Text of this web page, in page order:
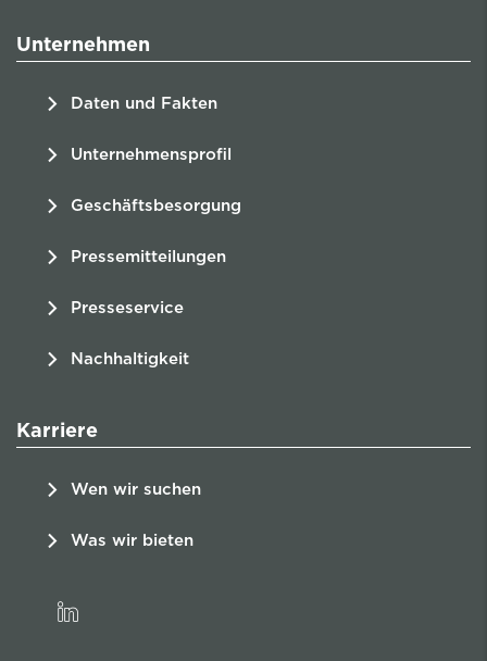
Unternehmen
Daten und Fakten
Unternehmensprofil
Geschäftsbesorgung
Pressemitteilungen
Presseservice
Nachhaltigkeit
Karriere
Wen wir suchen
Was wir bieten
linkedin